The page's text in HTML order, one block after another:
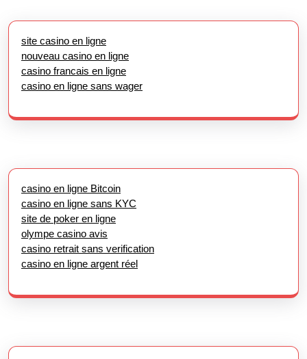
site casino en ligne
nouveau casino en ligne
casino francais en ligne
casino en ligne sans wager
casino en ligne Bitcoin
casino en ligne sans KYC
site de poker en ligne
olympe casino avis
casino retrait sans verification
casino en ligne argent réel